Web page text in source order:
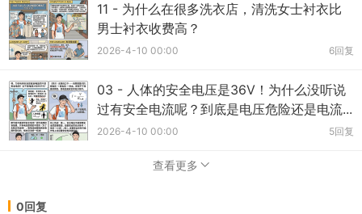
11 - 为什么在很多洗衣店，清洗女士衬衣比
男士衬衣收费高？
2026-4-10 00:00 6回复
03 - 人体的安全电压是36V！为什么没听说
过有安全电流呢？到底是电压危险还是电流...
2026-4-10 00:00 5回复
查看更多
0回复